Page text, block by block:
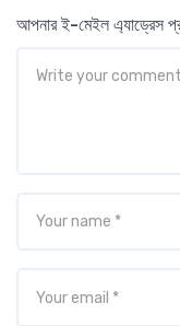
আপনার ই-মেইল এ্যাড্রেস